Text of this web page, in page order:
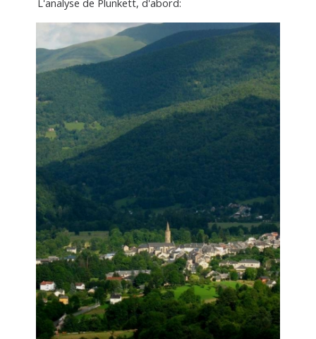
L'analyse de Plunkett, d'abord: